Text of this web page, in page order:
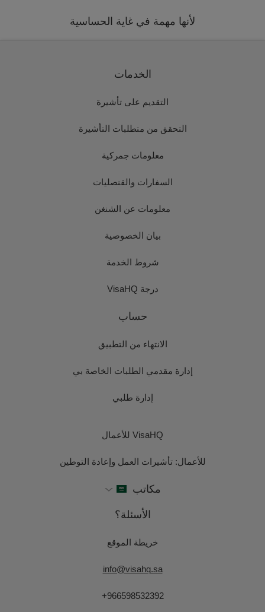
لأنها مهمة في غاية الحساسية
الخدمات
التقديم على تأشيرة
التحقق من متطلبات التأشيرة
معلومات جمركية
السفارات والقنصليات
معلومات عن الشنغن
بيان الخصوصية
شروط الخدمة
درجة VisaHQ
حساب
الانتهاء من التطبيق
إدارة مقدمي الطلبات الخاصة بي
إدارة طلبي
VisaHQ للأعمال
للأعمال: تأشيرات العمل وإعادة التوطين
مكاتب
الأسئلة؟
خريطة الموقع
info@visahq.sa
+966598532392